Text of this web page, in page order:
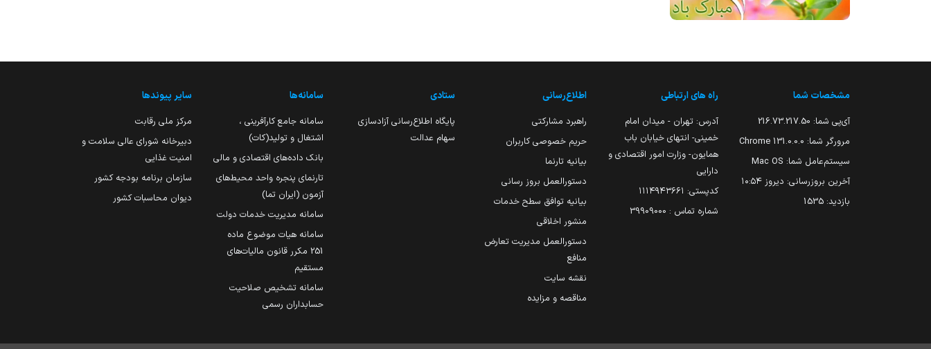
مشخصات شما
آی‌پی شما: 216.73.217.50
مرورگر شما: 131.0.0.0 Chrome
سیستم‌عامل شما: Mac OS
آخرین بروزرسانی: دیروز ۱۰:۵۴
بازدید: 1535
راه های ارتباطی
آدرس: تهران - میدان امام
خمینی- انتهای خیابان باب
همایون- وزارت امور اقتصادی و
دارایی
کدپستی: ۱۱۱۴۹۴۳۶۶۱
شماره تماس : 39909000
اطلاع‌رسانی
راهبرد مشارکتی
حریم خصوصی کاربران
بیانیه تارنما
دستورالعمل بروز رسانی
بیانیه توافق سطح خدمات
منشور اخلاقی
دستورالعمل مدیریت تعارض
منافع
نقشه سایت
مناقصه و مزایده
ستادی
پایگاه اطلاع‌رسانی آزادسازی
سهام عدالت
سامانه‌ها
سامانه جامع کارآفرینی ،
اشتغال و تولید(کات)
بانک داده‌های اقتصادی و مالی
تارنمای پنجره واحد محیط‌های
آزمون (ایران تما)
سامانه مدیریت خدمات دولت
سامانه هیات موضوع ماده
251 مکرر قانون مالیات‌های
مستقیم
سامانه تشخیص صلاحیت
حسابداران رسمی
سایر پیوندها
مرکز ملی رقابت
دبیرخانه شورای عالی سلامت و
امنیت غذایی
سازمان برنامه بودجه کشور
دیوان محاسبات کشور